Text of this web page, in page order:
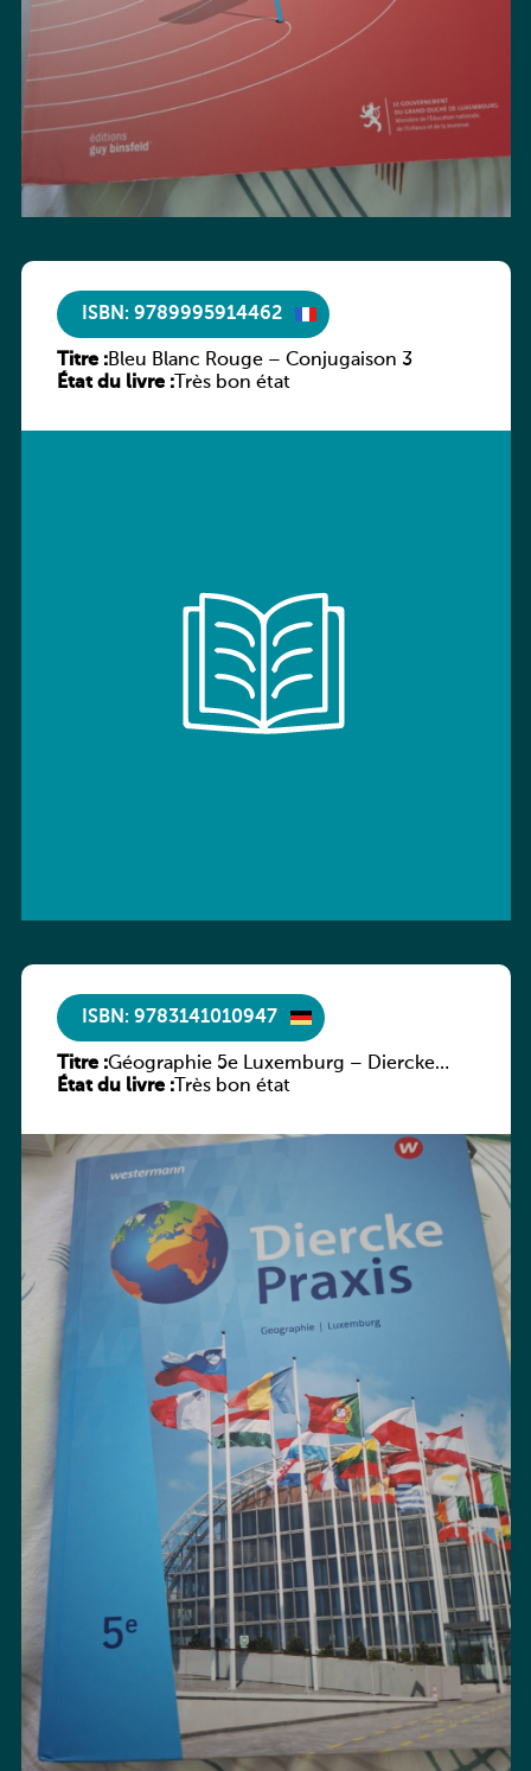
ISBN: 9789995914462
Titre :Bleu Blanc Rouge – Conjugaison 3
État du livre :Très bon état
ISBN: 9783141010947
Titre :Géographie 5e Luxemburg – Diercke
Praxis
État du livre :Très bon état